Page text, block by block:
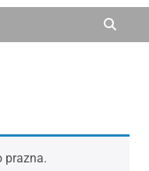
prazna.